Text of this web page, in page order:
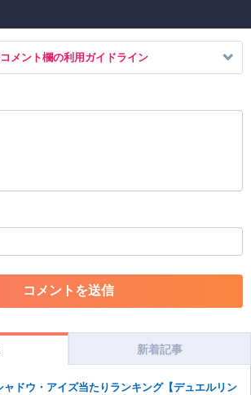
コメント欄の利用ガイドライン
とし、場合によってはコメント削除や書き込み制
稿を再び投稿すること
買など金銭が絡む内容の投稿
バレを含む内容の投稿
が不適切と判断した投稿
か。
※投稿内容を確認後、順次対応さ
。ご了承ください。
新着記事
ャドウ・アイズ当たりランキング【デュエルリン